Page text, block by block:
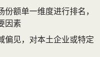
份额单一维度进行排名，
因素
偏见，对本土企业或特定